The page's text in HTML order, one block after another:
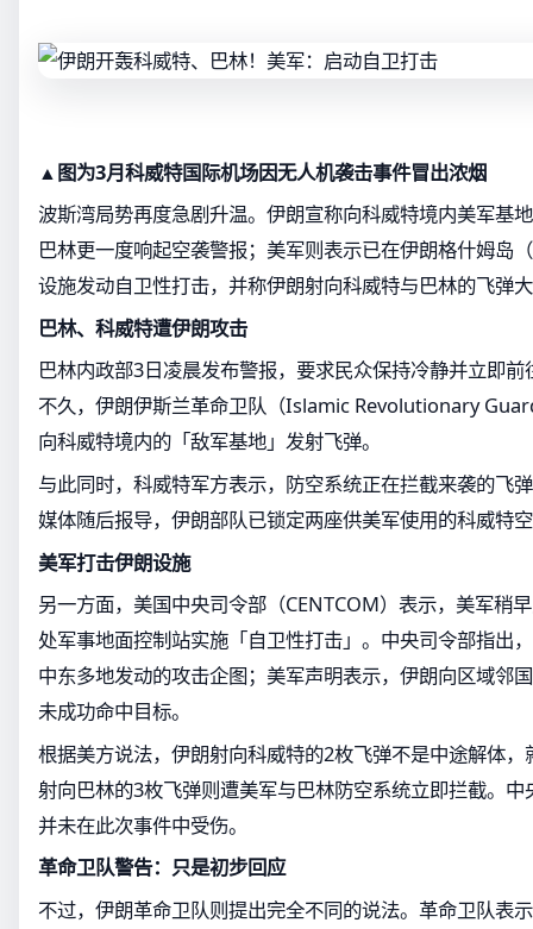
▲图为3月科威特国际机场因无人机袭击事件冒出浓烟
波斯湾局势再度急剧升温。伊朗宣称向科威特境内美军基
巴林更一度响起空袭警报；美军则表示已在伊朗格什姆岛
设施发动自卫性打击，并称伊朗射向科威特与巴林的飞弹
巴林、科威特遭伊朗攻击
巴林内政部3日凌晨发布警报，要求民众保持冷静并立即
不久，伊朗伊斯兰革命卫队（Islamic Revolutionary
向科威特境内的「敌军基地」发射飞弹。
与此同时，科威特军方表示，防空系统正在拦截来袭的飞
媒体随后报导，伊朗部队已锁定两座供美军使用的科威特
美军打击伊朗设施
另一方面，美国中央司令部（CENTCOM）表示，美军稍
处军事地面控制站实施「自卫性打击」。中央司令部指出
中东多地发动的攻击企图；美军声明表示，伊朗向区域邻
未成功命中目标。
根据美方说法，伊朗射向科威特的2枚飞弹不是中途解体
射向巴林的3枚飞弹则遭美军与巴林防空系统立即拦截。
并未在此次事件中受伤。
革命卫队警告：只是初步回应
不过，伊朗革命卫队则提出完全不同的说法。革命卫队表